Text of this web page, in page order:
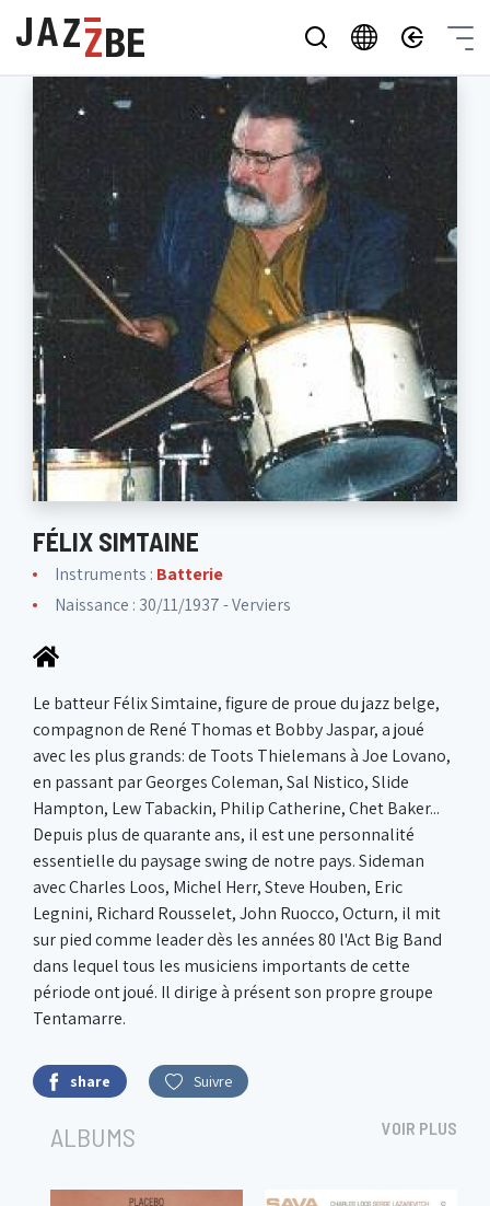
FÉLIX SIMTAINE
Instruments : Batterie
Naissance : 30/11/1937 - Verviers
Le batteur Félix Simtaine, figure de proue du jazz belge,
compagnon de René Thomas et Bobby Jaspar, a joué
avec les plus grands: de Toots Thielemans à Joe Lovano,
en passant par Georges Coleman, Sal Nistico, Slide
Hampton, Lew Tabackin, Philip Catherine, Chet Baker...
Depuis plus de quarante ans, il est une personnalité
essentielle du paysage swing de notre pays. Sideman
avec Charles Loos, Michel Herr, Steve Houben, Eric
Legnini, Richard Rousselet, John Ruocco, Octurn, il mit
sur pied comme leader dès les années 80 l'Act Big Band
dans lequel tous les musiciens importants de cette
période ont joué. Il dirige à présent son propre groupe
Tentamarre.
share Suivre
ALBUMS VOIR PLUS